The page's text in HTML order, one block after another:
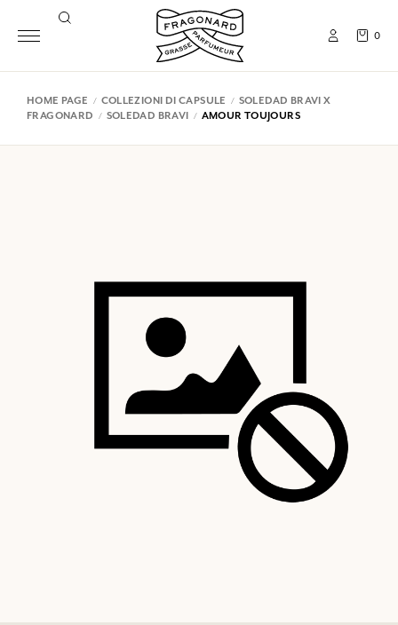
0
HOME PAGE COLLEZIONI DI CAPSULE
SOLEDAD BRAVI X
FRAGONARD
SOLEDAD BRAVI AMOUR TOUJOURS